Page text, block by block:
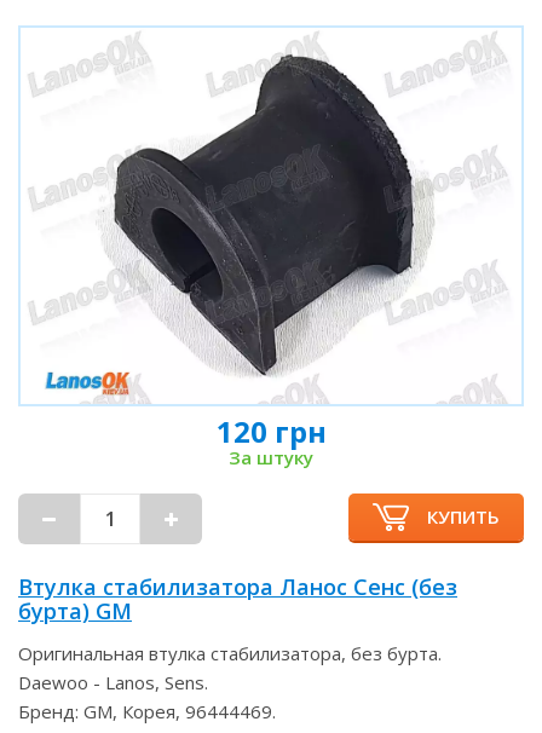
120 грн
За штуку
КУПИТЬ
Втулка стабилизатора Ланос Сенс (без
бурта) GM
Оригинальная втулка стабилизатора, без бурта.
Daewoo - Lanos, Sens.
Бренд: GM, Корея, 96444469.